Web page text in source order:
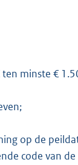
minste €
op de
code van